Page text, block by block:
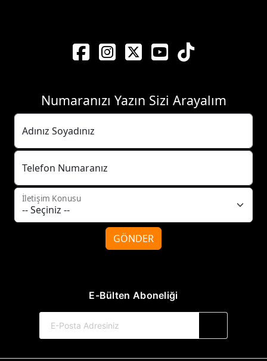
Numaranızı Yazın Sizi Arayalım
Adınız Soyadınız
Telefon Numaranız
İletişim Konusu
GÖNDER
E-Bülten Aboneliği